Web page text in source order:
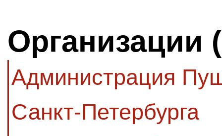
Организации
Администрация
Санкт-Петербурга